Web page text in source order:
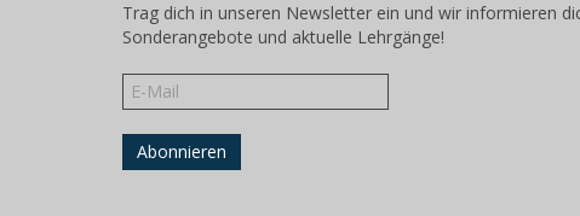
Trag dich in unseren Newsletter ein und wir informieren
Sonderangebote und aktuelle Lehrgänge!